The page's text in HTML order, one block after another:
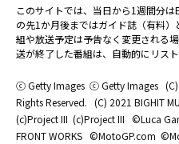
このサイトでは、当日から1週間分
の先1か月後まではガイド誌（有料
組や放送予定は予告なく変更される
送が終了した番組は、自動的にリスト
ⓒ Getty Images ⓒ Getty Images
Rights Reserved. (C) 2021 BIGHIT
(c)Project III (c)Project III ©Luca
FRONT WORKS ©MotoGP.com